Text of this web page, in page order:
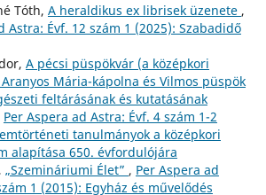
Tóth, A heraldikus ex librisek üzenete ,
Astra: Évf. 12 szám 1 (2025): Szabadidő
A pécsi püspökvár (a középkori
Mária-kápolna és Vilmos püspök
feltárásának és kutatásának
Per Aspera ad Astra: Évf. 4 szám 1-2
tanulmányok a középkori
alapítása 650. évfordulójára
„Szemináriumi Élet” , Per Aspera ad
1 (2015): Egyház és művelődés